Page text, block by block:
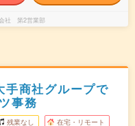
社 第2営業部
手商社グループで
事務
残業なし 在宅・リモート